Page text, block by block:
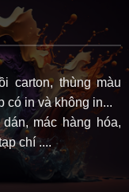
carton, thùng màu
có in và không in...
mác hàng hóa,
chí ....